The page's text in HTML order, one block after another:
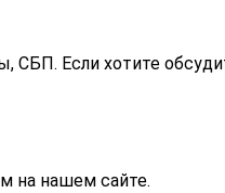
СБП. Если хотите
на нашем сайте.